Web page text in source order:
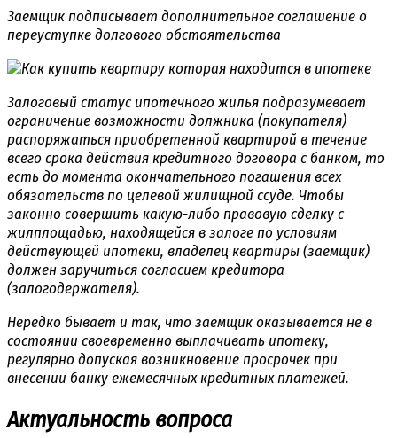
Заемщик подписывает дополнительное соглашение о
переуступке долгового обстоятельства
Залоговый статус ипотечного жилья подразумевает
ограничение возможности должника (покупателя)
распоряжаться приобретенной квартирой в течение
всего срока действия кредитного договора с банком, то
есть до момента окончательного погашения всех
обязательств по целевой жилищной ссуде. Чтобы
законно совершить какую-либо правовую сделку с
жилплощадью, находящейся в залоге по условиям
действующей ипотеки, владелец квартиры (заемщик)
должен заручиться согласием кредитора
(залогодержателя).
Нередко бывает и так, что заемщик оказывается не в
состоянии своевременно выплачивать ипотеку,
регулярно допуская возникновение просрочек при
внесении банку ежемесячных кредитных платежей.
Актуальность вопроса